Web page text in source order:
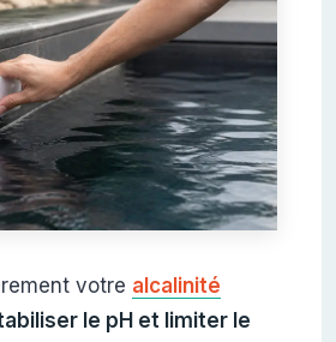
votre alcalinité
le pH et limiter le